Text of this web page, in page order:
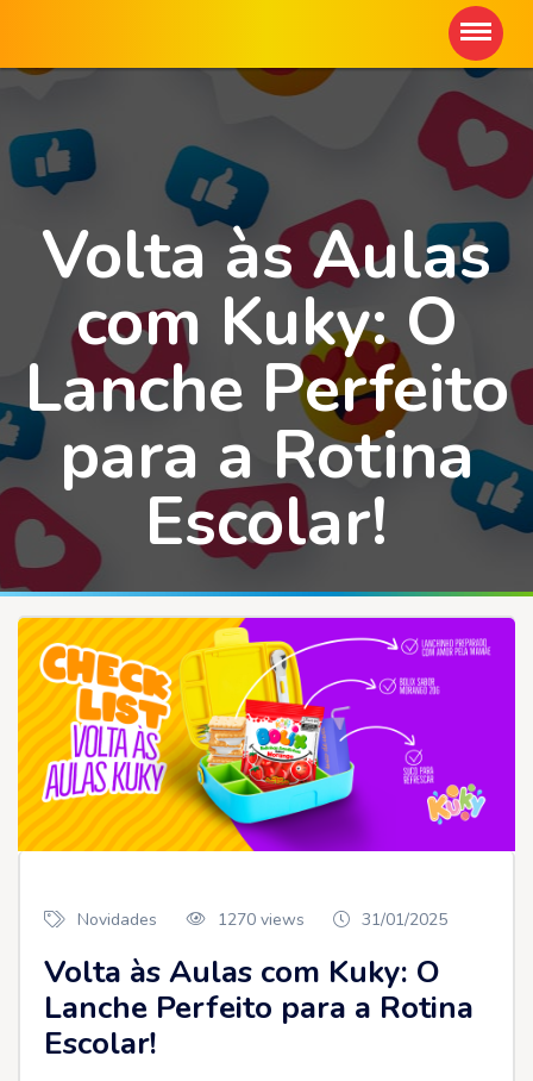
Volta às Aulas
com Kuky: O
Lanche Perfeito
para a Rotina
Escolar!
Novidades 1270 views 31/01/2025
Volta às Aulas com Kuky: O
Lanche Perfeito para a Rotina
Escolar!